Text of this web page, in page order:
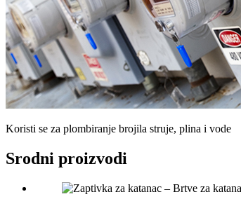
Koristi se za plombiranje brojila struje, plina i vode
Srodni proizvodi